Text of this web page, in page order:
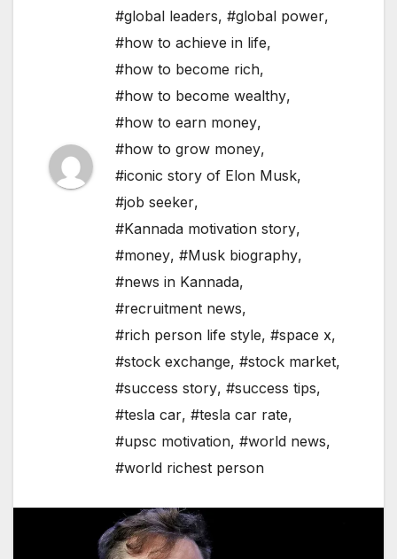
#global leaders, #global power,
#how to achieve in life,
#how to become rich,
#how to become wealthy,
#how to earn money,
#how to grow money,
#iconic story of Elon Musk,
#job seeker,
#Kannada motivation story,
#money, #Musk biography,
#news in Kannada,
#recruitment news,
#rich person life style, #space x,
#stock exchange, #stock market,
#success story, #success tips,
#tesla car, #tesla car rate,
#upsc motivation, #world news,
#world richest person